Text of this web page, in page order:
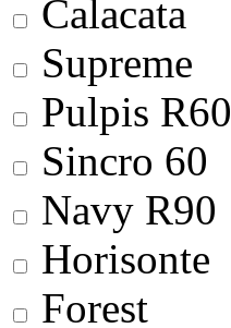
Calacata
Supreme
Pulpis R60
Sincro 60
Navy R90
Horisonte
Forest